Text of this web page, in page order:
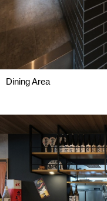
Dining Area